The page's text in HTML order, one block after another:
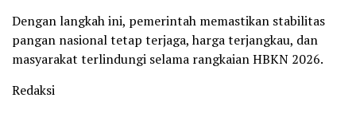
Dengan langkah ini, pemerintah memastikan stabilitas
pangan nasional tetap terjaga, harga terjangkau, dan
masyarakat terlindungi selama rangkaian HBKN 2026.
Redaksi